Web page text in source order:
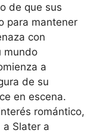
de que sus
para mantener
con
mundo
a
de su
en escena.
romántico,
Slater a